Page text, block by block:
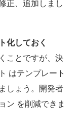
正、追加しまし
化しておく
ことですが、決
はテンプレート
しょう。開発者
ン を削減できま